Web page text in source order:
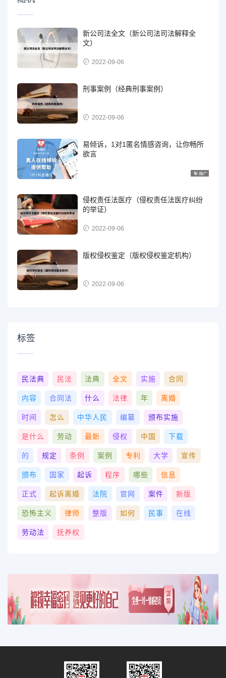
新公司法全文（新公司法司法解释全
文）
2022-09-06
刑事案例（经典刑事案例）
2022-09-06
易倾诉，1对1匿名情感咨询，让你畅所
欲言
侵权责任法医疗（侵权责任法医疗纠纷
的举证）
2022-09-06
版权侵权鉴定（版权侵权鉴定机构）
2022-09-06
标签
民法典 民法 法典 全文 实施 合同
内容 合同法 什么 法律 年 离婚
时间 怎么 中华人民 编纂 颁布实施
是什么 劳动 最新 侵权 中国 下载
的 规定 条例 案例 专利 大学 宣传
颁布 国家 起诉 程序 哪些 信息
正式 起诉离婚 法院 官网 案件 新版
恐怖主义 律师 整版 如何 民事 在线
劳动法 抚养权